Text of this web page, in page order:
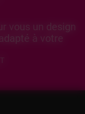
vous un design
à votre